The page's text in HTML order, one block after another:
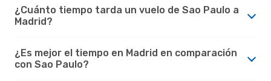
¿Cuánto tiempo tarda un vuelo de Sao Paulo a
Madrid?
¿Es mejor el tiempo en Madrid en comparación
con Sao Paulo?